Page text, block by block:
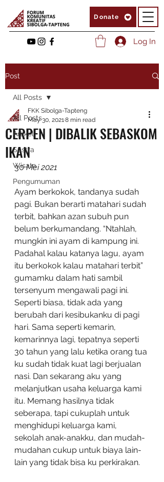
Donate
Log In
Post
All Posts
Artikel
Sastra
Wisata
Pengumuman
All Posts
CERPEN | DIBALIK SEBASKOM
IKAN
FKK Sibolga-Tapteng
May 30, 20218 min read
​30 Mei 2021
Ayam berkokok, tandanya sudah
pagi. Bukan berarti matahari sudah
terbit, bahkan azan subuh pun
belum berkumandang. “Ntahlah,
mungkin ini ayam di kampung ini.
Padahal kalau katanya lagu, ayam
itu berkokok kalau matahari terbit”
gumamku dalam hati sambil
tersenyum mengawali pagi ini.
Seperti biasa, tidak ada yang
berubah dari kesibukanku di pagi
hari. Sama seperti kemarin,
kemarinnya lagi, tepatnya seperti
30 tahun yang lalu ketika orang tua
ku sudah tidak kuat lagi berjualan
nasi. Dan sekarang aku yang
melanjutkan usaha keluarga kami
itu. Memang hasilnya tidak
seberapa, tapi cukuplah untuk
menghidupi keluarga kami,
sekolah anak-anakku, dan mudah-
mudahan cukup untuk biaya lain-
lain yang tidak bisa ku perkirakan.